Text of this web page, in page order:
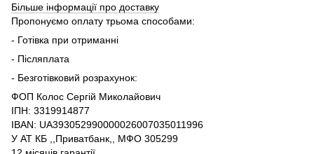
Більше інформації про доставку
Пропонуємо оплату трьома способами:
- Готівка при отриманні
- Післяплата
- Безготівковий розрахунок:
ФОП Колос Сергій Миколайович
ІПН: 3319914877
IBAN: UA393052990000026007035011996
У АТ КБ ,,Приватбанк,, МФО 305299